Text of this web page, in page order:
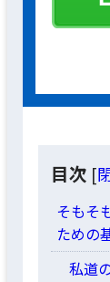
目次 [
そもそ
ための
私道